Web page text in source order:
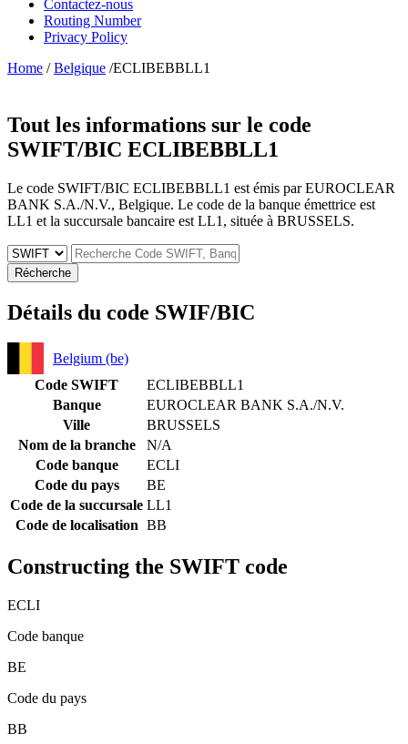
Contactez-nous
Routing Number
Privacy Policy
Home /Belgique /ECLIBEBBLL1
Tout les informations sur le code
SWIFT/BIC ECLIBEBBLL1
Le code SWIFT/BIC ECLIBEBBLL1 est émis par EUROCLEAR
BANK S.A./N.V., Belgique. Le code de la banque émettrice est
LL1 et la succursale bancaire est LL1, située à BRUSSELS.
Récherche
Détails du code SWIF/BIC
Belgium (be)
Code SWIFT
ECLIBEBBLL1
Banque
EUROCLEAR BANK S.A./N.V.
Ville
BRUSSELS
Nom de la branche
N/A
Code banque
ECLI
Code du pays
BE
Code de la succursale LL1
Code de localisation BB
Constructing the SWIFT code
ECLI
Code banque
BE
Code du pays
BB